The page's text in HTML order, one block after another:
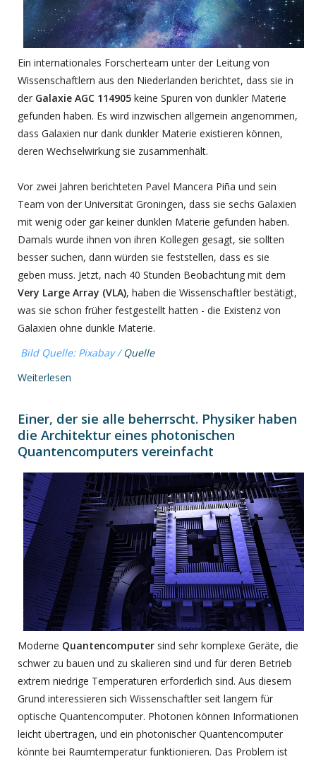
Ein internationales Forscherteam unter der Leitung von
Wissenschaftlern aus den Niederlanden berichtet, dass sie in
der Galaxie AGC 114905 keine Spuren von dunkler Materie
gefunden haben. Es wird inzwischen allgemein angenommen,
dass Galaxien nur dank dunkler Materie existieren können,
deren Wechselwirkung sie zusammenhält.
Vor zwei Jahren berichteten Pavel Mancera Piña und sein
Team von der Universität Groningen, dass sie sechs Galaxien
mit wenig oder gar keiner dunklen Materie gefunden haben.
Damals wurde ihnen von ihren Kollegen gesagt, sie sollten
besser suchen, dann würden sie feststellen, dass es sie
geben muss. Jetzt, nach 40 Stunden Beobachtung mit dem
Very Large Array (VLA), haben die Wissenschaftler bestätigt,
was sie schon früher festgestellt hatten - die Existenz von
Galaxien ohne dunkle Materie.
Bild Quelle: Pixabay /Quelle
Weiterlesen
Einer, der sie alle beherrscht. Physiker haben
die Architektur eines photonischen
Quantencomputers vereinfacht
Moderne Quantencomputer sind sehr komplexe Geräte, die
schwer zu bauen und zu skalieren sind und für deren Betrieb
extrem niedrige Temperaturen erforderlich sind. Aus diesem
Grund interessieren sich Wissenschaftler seit langem für
optische Quantencomputer. Photonen können Informationen
leicht übertragen, und ein photonischer Quantencomputer
könnte bei Raumtemperatur funktionieren. Das Problem ist